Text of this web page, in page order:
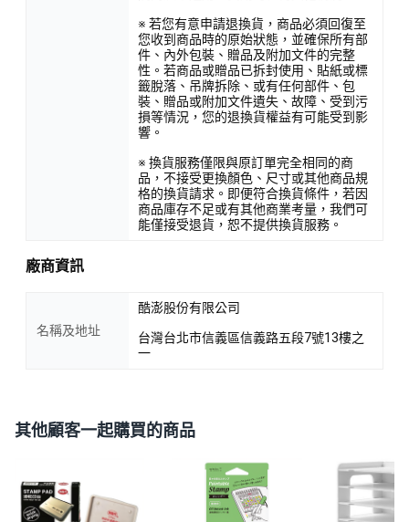
※ 若您有意申請退換貨，商品必須回復至
您收到商品時的原始狀態，並確保所有部
件、內外包裝、贈品及附加文件的完整
性。若商品或贈品已拆封使用、貼紙或標
籤脫落、吊牌拆除、或有任何部件、包
裝、贈品或附加文件遺失、故障、受到污
損等情況，您的退換貨權益有可能受到影
響。
※ 換貨服務僅限與原訂單完全相同的商
品，不接受更換顏色、尺寸或其他商品規
格的換貨請求。即便符合換貨條件，若因
商品庫存不足或有其他商業考量，我們可
能僅接受退貨，恕不提供換貨服務。
廠商資訊
名稱及地址
酷澎股份有限公司
台灣台北市信義區信義路五段7號13樓之
一
其他顧客一起購買的商品